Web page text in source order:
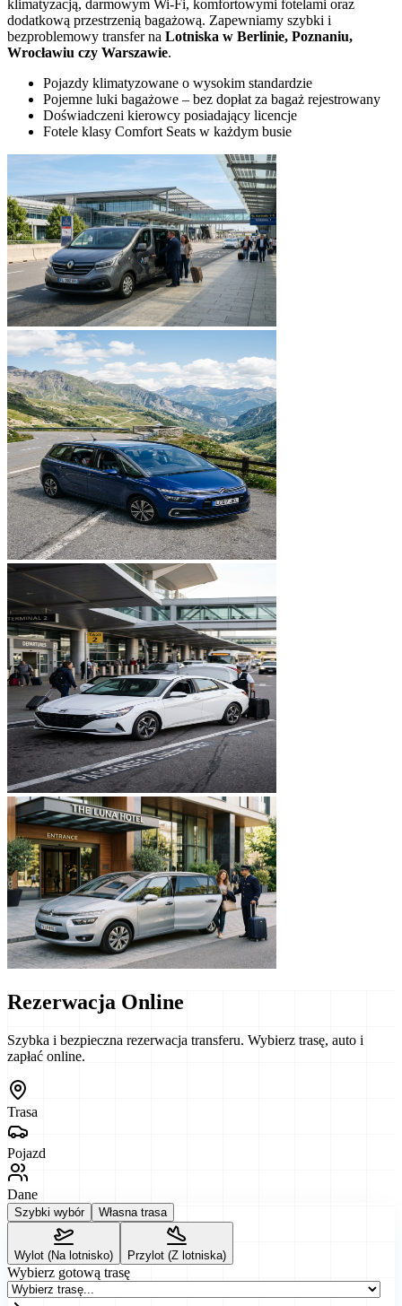
klimatyzacją, darmowym Wi-Fi, komfortowymi fotelami oraz
dodatkową przestrzenią bagażową. Zapewniamy szybki i
bezproblemowy transfer na Lotniska w Berlinie, Poznaniu,
Wrocławiu czy Warszawie.
Pojazdy klimatyzowane o wysokim standardzie
Pojemne luki bagażowe – bez dopłat za bagaż rejestrowany
Doświadczeni kierowcy posiadający licencje
Fotele klasy Comfort Seats w każdym busie
Rezerwacja Online
Szybka i bezpieczna rezerwacja transferu. Wybierz trasę, auto i
zapłać online.
Trasa
Pojazd
Dane
Szybki wybór Własna trasa
Wylot (Na lotnisko) Przylot (Z lotniska)
Wybierz gotową trasę